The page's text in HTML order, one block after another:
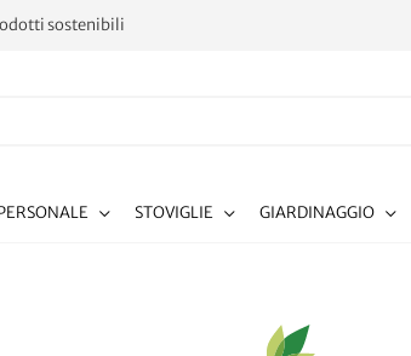
sostenibili
STOVIGLIE GIARDINAGGIO